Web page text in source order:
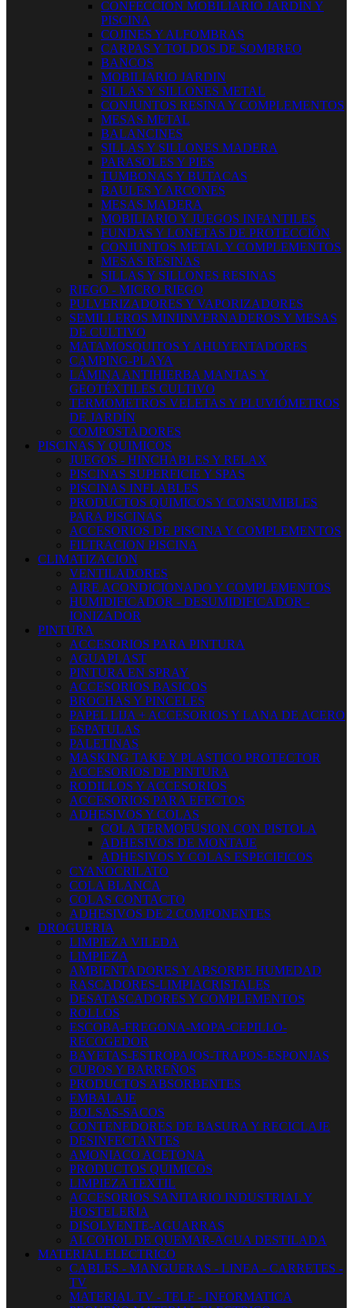
CONFECCION MOBILIARIO JARDÍN Y
PISCINA
COJINES Y ALFOMBRAS
CARPAS Y TOLDOS DE SOMBREO
BANCOS
MOBILIARIO JARDIN
SILLAS Y SILLONES METAL
CONJUNTOS RESINA Y COMPLEMENTOS
MESAS METAL
BALANCINES
SILLAS Y SILLONES MADERA
PARASOLES Y PIES
TUMBONAS Y BUTACAS
BAULES Y ARCONES
MESAS MADERA
MOBILIARIO Y JUEGOS INFANTILES
FUNDAS Y LONETAS DE PROTECCIÓN
CONJUNTOS METAL Y COMPLEMENTOS
MESAS RESINAS
SILLAS Y SILLONES RESINAS
RIEGO - MICRO RIEGO
PULVERIZADORES Y VAPORIZADORES
SEMILLEROS MINIINVERNADEROS Y MESAS
DE CULTIVO
MATAMOSQUITOS Y AHUYENTADORES
CAMPING-PLAYA
LÁMINA ANTIHIERBA MANTAS Y
GEOTÉXTILES CULTIVO
TERMOMETROS VELETAS Y PLUVIÓMETROS
DE JARDÍN
COMPOSTADORES
PISCINAS Y QUIMICOS
JUEGOS - HINCHABLES Y RELAX
PISCINAS SUPERFICIE Y SPAS
PISCINAS INFLABLES
PRODUCTOS QUIMICOS Y CONSUMIBLES
PARA PISCINAS
ACCESORIOS DE PISCINA Y COMPLEMENTOS
FILTRACION PISCINA
CLIMATIZACION
VENTILADORES
AIRE ACONDICIONADO Y COMPLEMENTOS
HUMIDIFICADOR - DESUMIDIFICADOR -
IONIZADOR
PINTURA
ACCESORIOS PARA PINTURA
AGUAPLAST
PINTURA EN SPRAY
ACCESORIOS BASICOS
BROCHAS Y PINCELES
PAPEL LIJA + ACCESORIOS Y LANA DE ACERO
ESPATULAS
PALETINAS
MASKING TAKE Y PLASTICO PROTECTOR
ACCESORIOS DE PINTURA
RODILLOS Y ACCESORIOS
ACCESORIOS PARA EFECTOS
ADHESIVOS Y COLAS
COLA TERMOFUSION CON PISTOLA
ADHESIVOS DE MONTAJE
ADHESIVOS Y COLAS ESPECIFICOS
CYANOCRILATO
COLA BLANCA
COLAS CONTACTO
ADHESIVOS DE 2 COMPONENTES
DROGUERIA
LIMPIEZA VILEDA
LIMPIEZA
AMBIENTADORES Y ABSORBE HUMEDAD
RASCADORES-LIMPIACRISTALES
DESATASCADORES Y COMPLEMENTOS
ROLLOS
ESCOBA-FREGONA-MOPA-CEPILLO-
RECOGEDOR
BAYETAS-ESTROPAJOS-TRAPOS-ESPONJAS
CUBOS Y BARREÑOS
PRODUCTOS ABSORBENTES
EMBALAJE
BOLSAS-SACOS
CONTENEDORES DE BASURA Y RECICLAJE
DESINFECTANTES
AMONIACO ACETONA
PRODUCTOS QUIMICOS
LIMPIEZA TEXTIL
ACCESORIOS SANITARIO INDUSTRIAL Y
HOSTELERIA
DISOLVENTE-AGUARRAS
ALCOHOL DE QUEMAR-AGUA DESTILADA
MATERIAL ELECTRICO
CABLES - MANGUERAS - LINEA - CARRETES -
TV
MATERIAL TV - TELF - INFORMATICA